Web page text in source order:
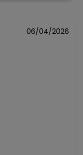
R$ 40,9
R$ 45,45
06/04/2026